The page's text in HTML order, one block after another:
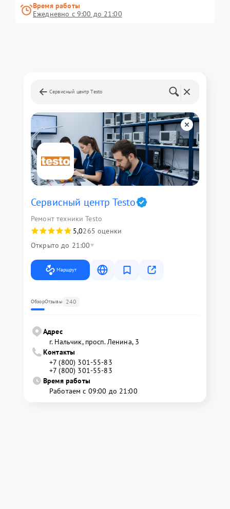
Время работы
Ежедневно с 9:00 до 21:00
Сервисный центр Testo
Сервисный центр Testo
Ремонт техники Testo
5,0265 оценки
Открыто до 21:00
Маршрут
ОбзорОтзывы 240
Адрес
г. Нальчик, просп. Ленина, 3
Контакты
+7 (800) 301-55-83
+7 (800) 301-55-83
Время работы
Работаем с 09:00 до 21:00